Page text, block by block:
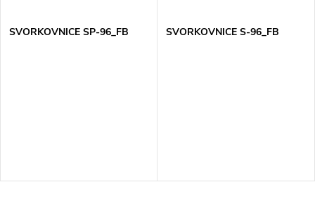
SVORKOVNICE SP-96_FB SVORKOVNICE S-96_FB